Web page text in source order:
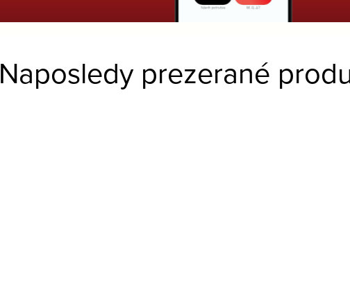
Naposledy prezerané